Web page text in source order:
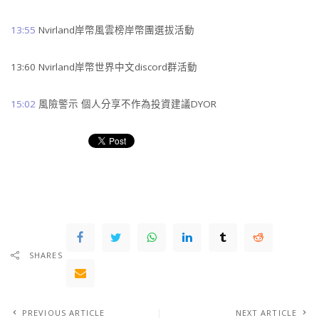
13:55 Nvirland岸幣風雲榜岸幣團選拔活動
13:60 Nvirland岸幣世界中文discord群活動
15:02 風險警示 個人分享不作為投資建議DYOR
SHARES
PREVIOUS ARTICLE NEXT ARTICLE